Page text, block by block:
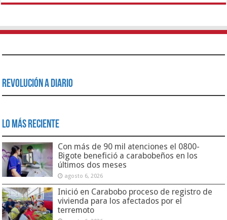
Revolución a Diario
Lo Más Reciente
Con más de 90 mil atenciones el 0800-
Bigote benefició a carabobeños en los
últimos dos meses
agosto 6, 2026
Inició en Carabobo proceso de registro de
vivienda para los afectados por el
terremoto